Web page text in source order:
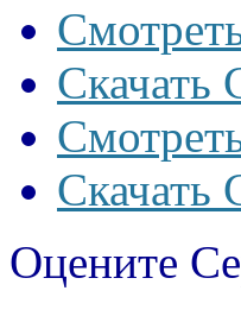
Скачать
Скачать
Оцените